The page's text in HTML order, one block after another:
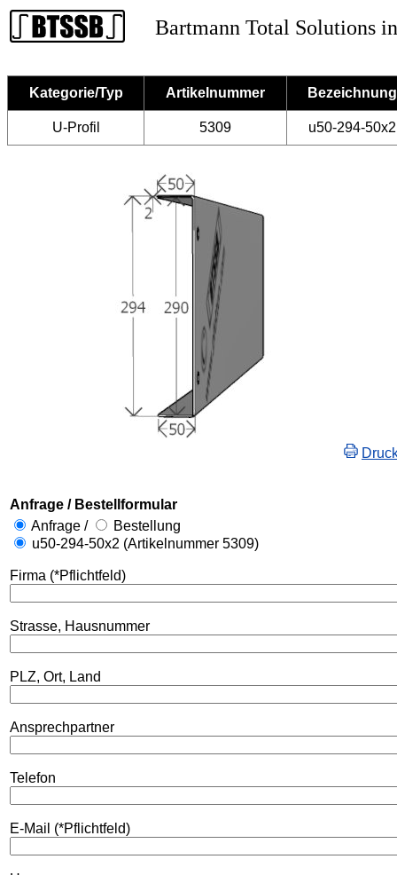
Bartmann Total Solutions
Kategorie/Typ Artikelnummer Bezeichnung
U-Profil 5309 u50-294-50x2
Anfrage / Bestellformular
Anfrage /
Bestellung
u50-294-50x2 (Artikelnummer 5309)
Firma (*Pflichtfeld)
Strasse, Hausnummer
PLZ, Ort, Land
Ansprechpartner
Telefon
E-Mail (*Pflichtfeld)